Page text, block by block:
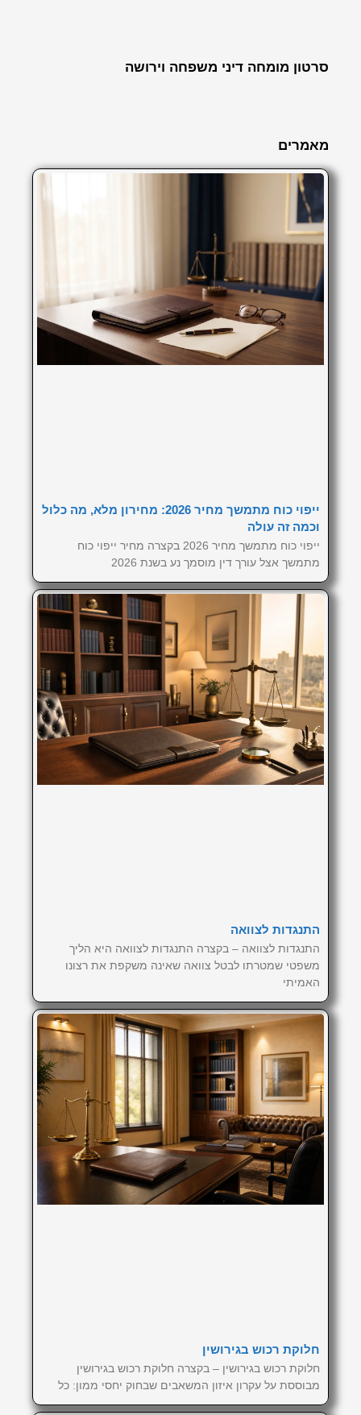
סרטון מומחה דיני משפחה וירושה
מאמרים
ייפוי כוח מתמשך מחיר 2026: מחירון מלא, מה כלול
וכמה זה עולה
ייפוי כוח מתמשך מחיר 2026 בקצרה מחיר ייפוי כוח
מתמשך אצל עורך דין מוסמך נע בשנת 2026
התנגדות לצוואה
התנגדות לצוואה – בקצרה התנגדות לצוואה היא הליך
משפטי שמטרתו לבטל צוואה שאינה משקפת את רצונו
האמיתי
חלוקת רכוש בגירושין
חלוקת רכוש בגירושין – בקצרה חלוקת רכוש בגירושין
מבוססת על עקרון איזון המשאבים שבחוק יחסי ממון: כל